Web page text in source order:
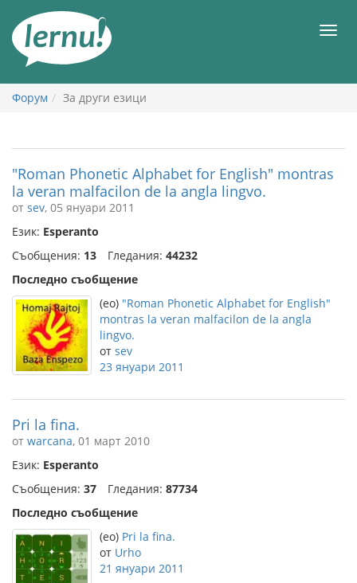
съдържанието
Форум За други езици
"Roman Phonetic Alphabet for English" montras
la veran malfacilon de la angla lingvo.
от sev, 05 януари 2011
Език: Esperanto
Съобщения: 13 Гледания: 44232
Последно съобщение
(eo) "Roman Phonetic Alphabet for English"
montras la veran malfacilon de la angla
lingvo.
от sev
23 януари 2011
Pri la fina.
от warcana, 01 март 2010
Език: Esperanto
Съобщения: 37 Гледания: 87734
Последно съобщение
(eo) Pri la fina.
от Urho
21 януари 2011